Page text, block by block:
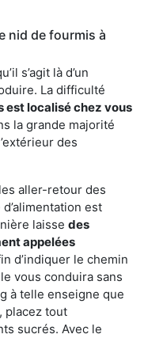
nid de fourmis à
s’agit là d’un
La difficulté
est localisé chez vous
la grande majorité
des
aller-retour des
est
laisse des
appelées
d’indiquer le chemin
vous conduira sans
à telle enseigne que
placez tout
sucrés. Avec le